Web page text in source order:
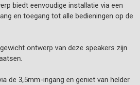
biedt eenvoudige installatie via een
en toegang tot alle bedieningen op de
ontwerp van deze speakers zijn
de 3,5mm-ingang en geniet van helder